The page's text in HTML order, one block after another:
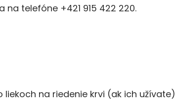
na telefóne +421 915 422 220.
na riedenie krvi (ak ich užívate)